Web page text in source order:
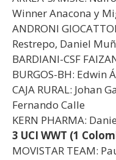
Winner Anacona y
ANDRONI
Restrepo, Daniel
BARDIANI-CSF
BURGOS-BH: Edwin
CAJA RURAL: Johan
Fernando Calle
KERN PHARMA:
3 UCI WWT (1
MOVISTAR TEAM: